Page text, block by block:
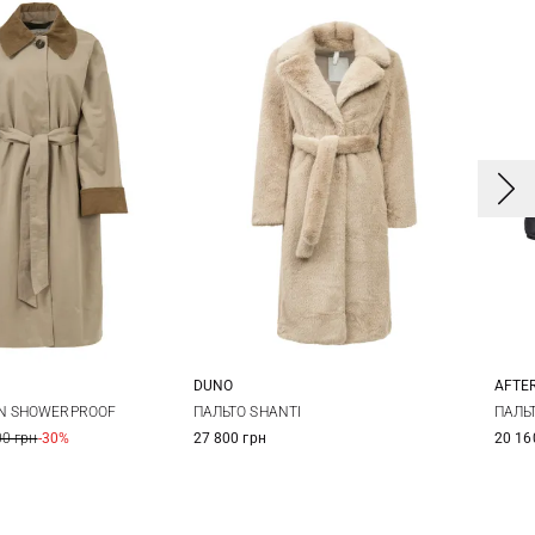
12
грн-30%
38 40
DUNO
ПАЛЬТО SHANTI
27 800 грн
20